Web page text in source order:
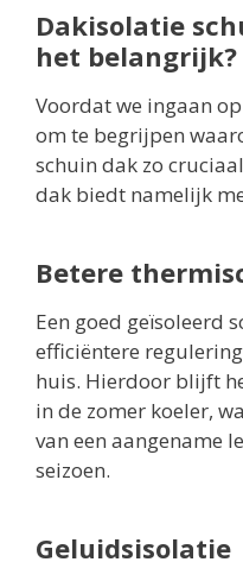
Dakisolatie
het belangrijk?
Voordat we ingaan
om te begrijpen
schuin dak zo
dak biedt namelijk
Betere
Een goed geïsoleerd
efficiëntere
huis. Hierdoor blijft
in de zomer koeler,
van een aangename
seizoen.
Geluidsisolatie